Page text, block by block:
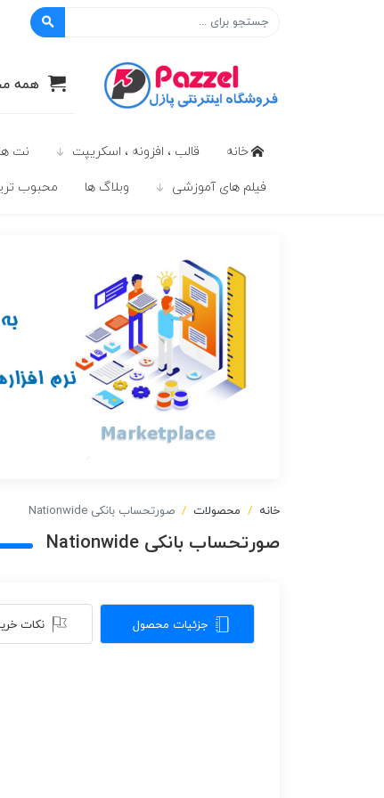
همه
خانه قالب ، افزونه ، اسکریپت نت
فیلم های آموزشی وبلاگ ها محبوب
خانه محصولات صورتحساب بانکی Nationwide
صورتحساب بانکی Nationwide
جزئیات محصول نکات